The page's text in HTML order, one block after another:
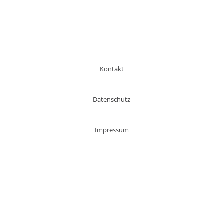
Kontakt
Datenschutz
Impressum